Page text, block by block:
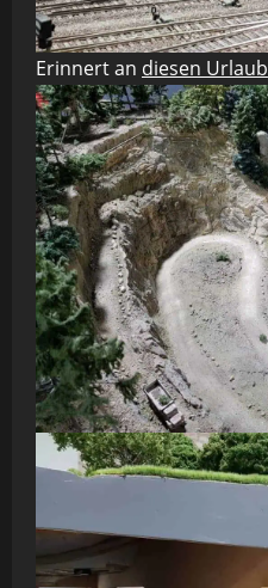
Erinnert an diesen Urlaub